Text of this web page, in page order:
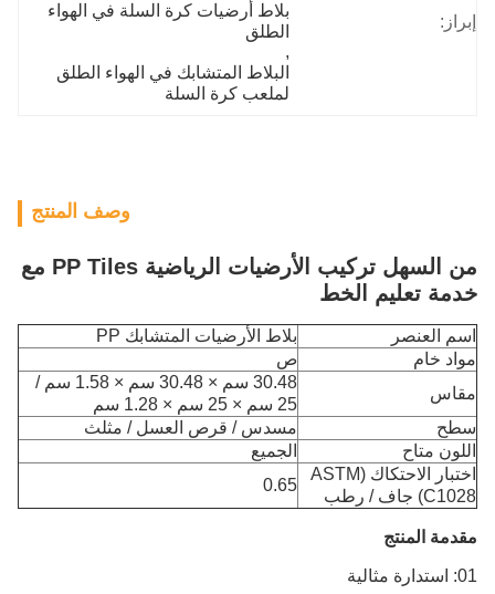
إبراز:
بلاط أرضيات كرة السلة في الهواء
الطلق
,
البلاط المتشابك في الهواء الطلق
لملعب كرة السلة
وصف المنتج
من السهل تركيب الأرضيات الرياضية PP Tiles مع
خدمة تعليم الخط
اسم العنصر
بلاط الأرضيات المتشابك PP
مواد خام
ص
مقاس
30.48 سم × 30.48 سم × 1.58 سم /
25 سم × 25 سم × 1.28 سم
سطح
مسدس / قرص العسل / مثلث
اللون متاح
الجميع
اختبار الاحتكاك (ASTM
C1028) جاف / رطب
0.65
مقدمة المنتج
01: استدارة مثالية